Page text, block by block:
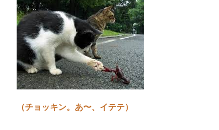
（チョッキン。あ〜、イテテ）